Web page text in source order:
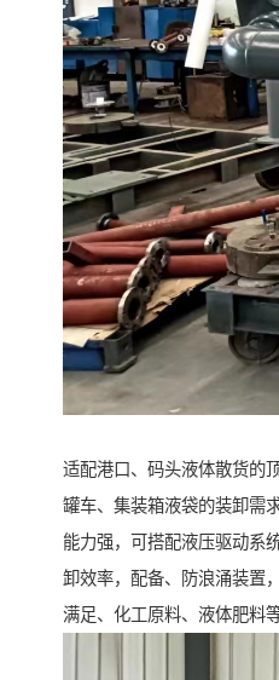
适配港口、码头液体散货的
罐车、集装箱液袋的装卸需
能力强，可搭配液压驱动系
卸效率，配备、防浪涌装置
满足、化工原料、液体肥料